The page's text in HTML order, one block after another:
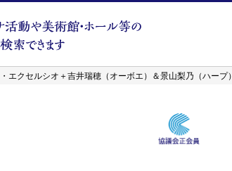
エクセルシオ＋吉井瑞穂（オーボエ）＆景山梨乃（ハープ）